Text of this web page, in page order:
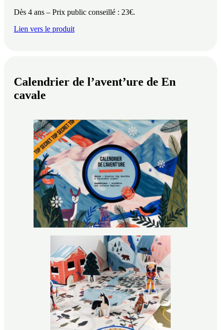
Dès 4 ans – Prix public conseillé : 23€.
Lien vers le produit
Calendrier de l’avent’ure de En
cavale